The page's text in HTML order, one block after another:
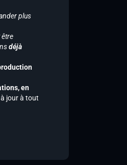
plus
être
déjà
en
jour à tout